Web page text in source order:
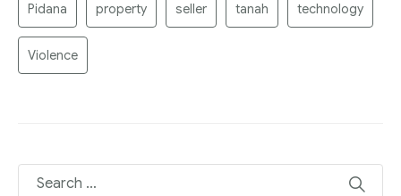
Pidana property seller tanah technology
Violence